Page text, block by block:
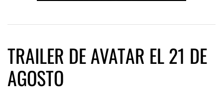
TRAILER DE AVATAR EL 21 DE
AGOSTO